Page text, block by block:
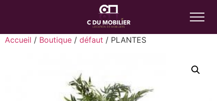
Accueil / Boutique / défaut / PLANTES